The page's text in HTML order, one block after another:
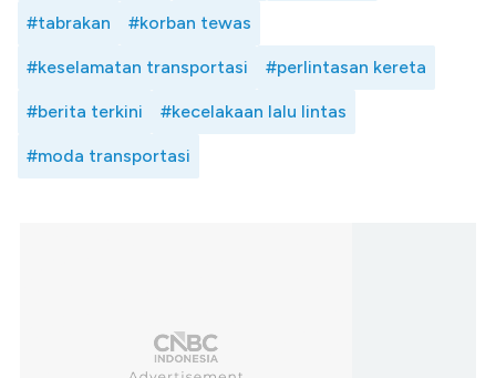
#tabrakan #korban tewas
#keselamatan transportasi #perlintasan kereta
#berita terkini #kecelakaan lalu lintas
#moda transportasi